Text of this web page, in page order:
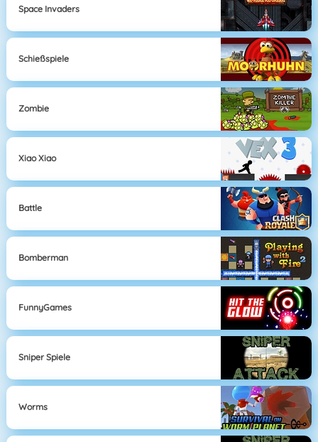
Space Invaders
Schießspiele
Zombie
Xiao Xiao
Battle
Bomberman
FunnyGames
Sniper Spiele
Worms